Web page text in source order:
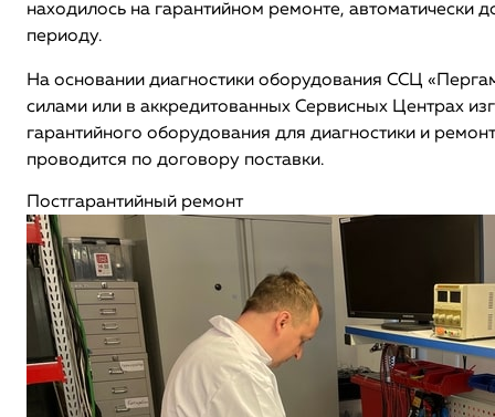
находилось на гарантийном ремонте, автоматически
периоду.
На основании диагностики оборудования ССЦ
силами или в аккредитованных Сервисных Центрах
гарантийного оборудования для диагностики и
проводится по договору поставки.
Постгарантийный ремонт